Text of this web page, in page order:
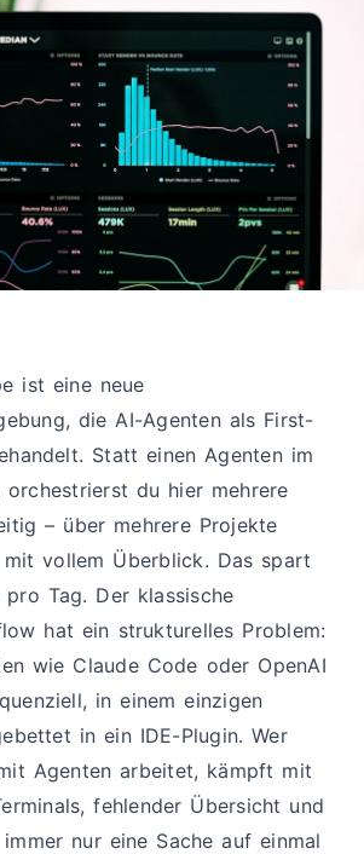
ist eine neue
die AI-Agenten als First-
Statt einen Agenten im
du hier mehrere
– über mehrere Projekte
vollem Überblick. Das spart
Tag. Der klassische
hat ein strukturelles Problem:
wie Claude Code oder OpenAI
in einem einzigen
in ein IDE-Plugin. Wer
Agenten arbeitet, kämpft mit
fehlender Übersicht und
nur eine Sache auf einmal